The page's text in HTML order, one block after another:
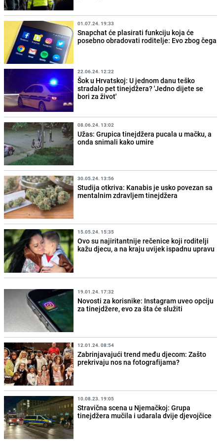
01.07.24. 19:33
Snapchat će plasirati funkciju koja će
posebno obradovati roditelje: Evo zbog čega
22.06.24. 12:22
Šok u Hrvatskoj: U jednom danu teško
stradalo pet tinejdžera? 'Jedno dijete se
bori za život'
08.06.24. 13:02
Užas: Grupica tinejdžera pucala u mačku, a
onda snimali kako umire
30.05.24. 13:56
Studija otkriva: Kanabis je usko povezan sa
mentalnim zdravljem tinejdžera
15.05.24. 15:35
Ovo su najiritantnije rečenice koji roditelji
kažu djecu, a na kraju uvijek ispadnu upravu
19.01.24. 17:32
Novosti za korisnike: Instagram uveo opciju
za tinejdžere, evo za šta će služiti
12.01.24. 08:54
Zabrinjavajući trend među djecom: Zašto
prekrivaju nos na fotografijama?
10.08.23. 19:05
Stravična scena u Njemačkoj: Grupa
tinejdžera mučila i udarala dvije djevojčice